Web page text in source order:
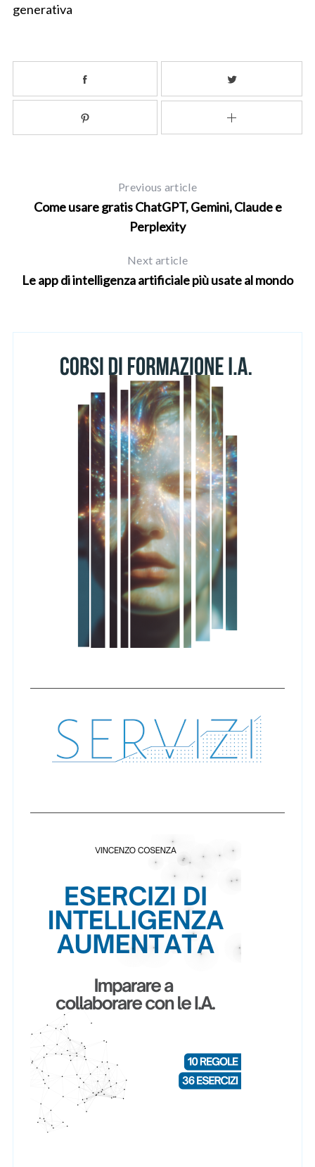
generativa
Previous article
Come usare gratis ChatGPT, Gemini, Claude e
Perplexity
Next article
Le app di intelligenza artificiale più usate al mondo
c
o
: